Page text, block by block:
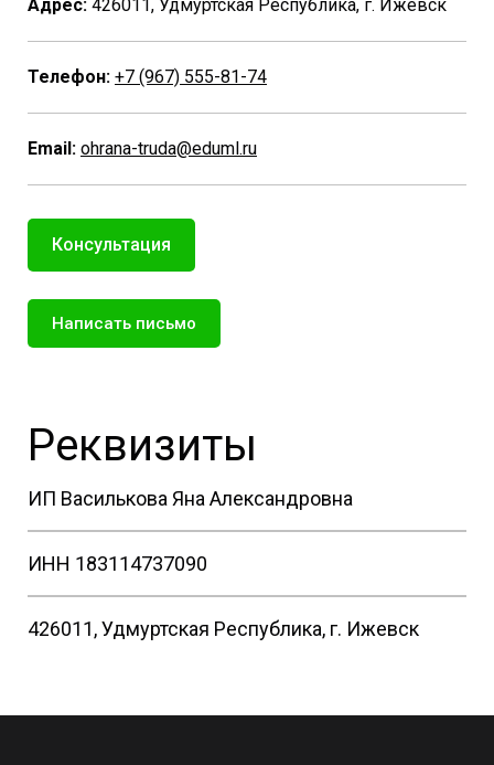
Адрес: 426011, Удмуртская Республика, г. Ижевск
Телефон: +7 (967) 555-81-74
Email: ohrana-truda@eduml.ru
Консультация
Написать письмо
Реквизиты
ИП Василькова Яна Александровна
ИНН 183114737090
426011, Удмуртская Республика, г. Ижевск